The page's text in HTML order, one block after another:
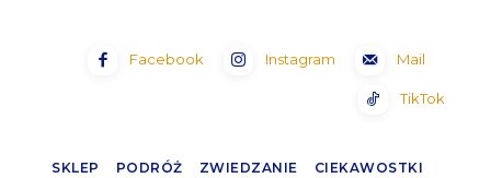
Facebook Instagram Mail
TikTok
SKLEP PODRÓŻ ZWIEDZANIE
CIEKAWOSTKI